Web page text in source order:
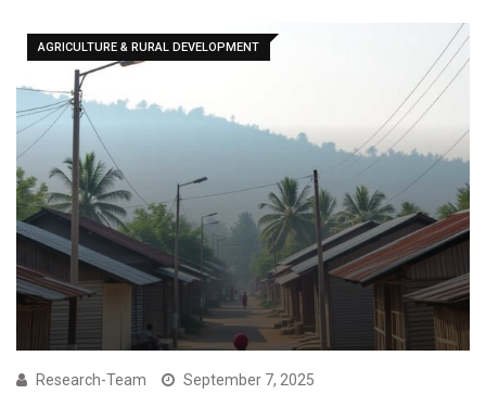
AGRICULTURE & RURAL DEVELOPMENT
Research-Team September 7, 2025